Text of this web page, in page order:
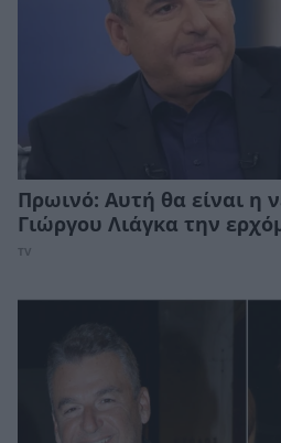
Πρωινό: Αυτή θα είναι η
Γιώργου Λιάγκα την
TV